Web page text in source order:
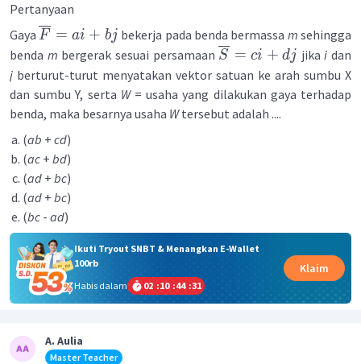
Pertanyaan
GayaF = ai + bj bekerja pada benda bermassa m sehingga
benda m bergerak sesuai persamaan S = ci + dj jikai dan
j berturut-turut menyatakan vektor satuan ke arah sumbu X
dan sumbu Y, serta W= usaha yang dilakukan gaya terhadap
benda, maka besarnya usaha Wtersebut adalah ....
(ab + cd)
(ac + bd)
(ad + bc)
(ad + bc)
(bc - ad)
Ikuti Tryout SNBT & Menangkan E-Wallet
100rb
Habis dalam
02 :10 :44 :31
Klaim
A. Aulia
Master Teacher